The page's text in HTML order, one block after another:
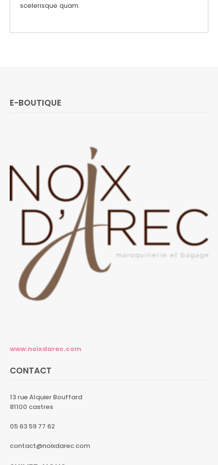
scelerisque quam.
E-BOUTIQUE
www.noixdarec.com
CONTACT
13 rue Alquier Bouffard
81100 castres
05 63 59 77 62
contact@noixdarec.com